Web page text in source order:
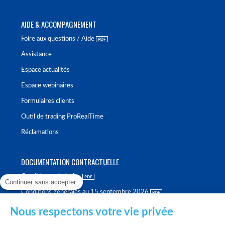
AIDE & ACCOMPAGNEMENT
Foire aux questions / Aide
Assistance
Espace actualités
Espace webinaires
Formulaires clients
Outil de trading ProRealTime
Réclamations
DOCUMENTATION CONTRACTUELLE
Conditions générales
Conditions générales au 15 septembre 2026
Continuer sans accepter
Nous respectons votre vie privée